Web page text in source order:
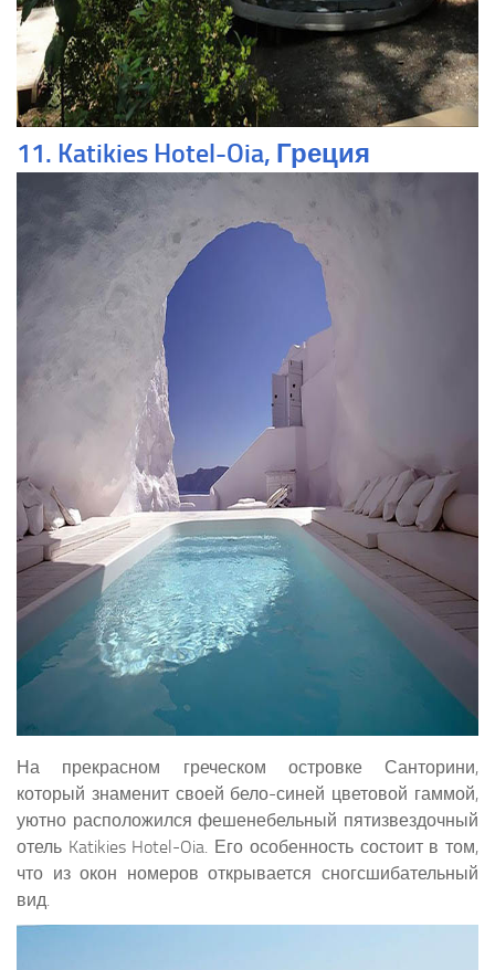
11. Katikies Hotel-Oia, Греция
На прекрасном греческом островке Санторини,
который знаменит своей бело-синей цветовой гаммой,
уютно расположился фешенебельный пятизвездочный
отель Katikies Hotel-Oia. Его особенность состоит в том,
что из окон номеров открывается сногсшибательный
вид.